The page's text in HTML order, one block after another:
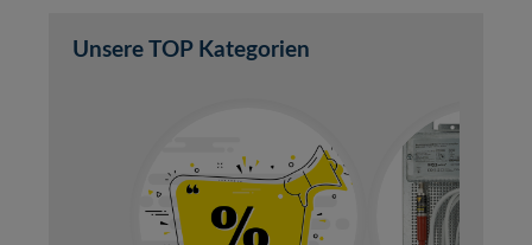
Unsere TOP Kategorien